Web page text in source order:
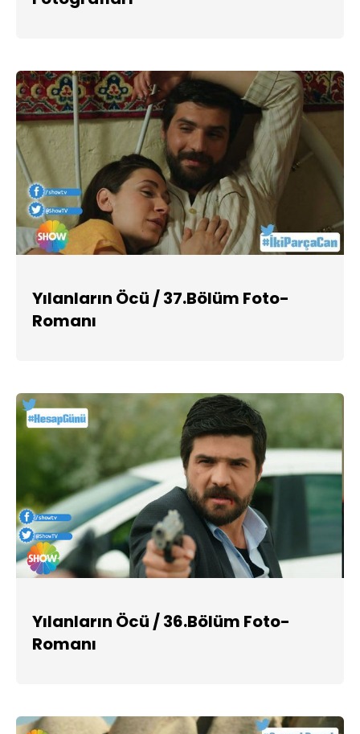
Yılanların Öcü / 37.Bölüm Foto-
Romanı
Yılanların Öcü / 36.Bölüm Foto-
Romanı